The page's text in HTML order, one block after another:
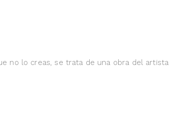
no lo creas, se trata de una obra del artista